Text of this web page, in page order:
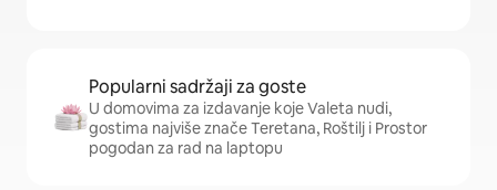
Popularni sadržaji za goste
U domovima za izdavanje koje Valeta nudi,
gostima najviše znače Teretana, Roštilj i Prostor
pogodan za rad na laptopu